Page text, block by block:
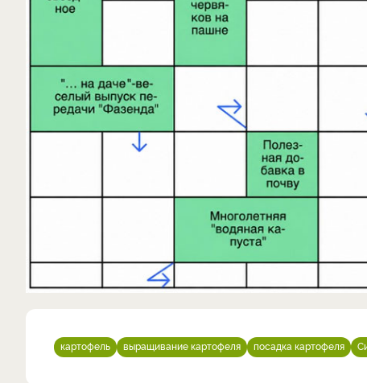
картофель выращивание картофеля посадка картофеля